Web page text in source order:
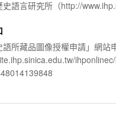
語言研究所（http://
所藏品圖像授權申請」網站